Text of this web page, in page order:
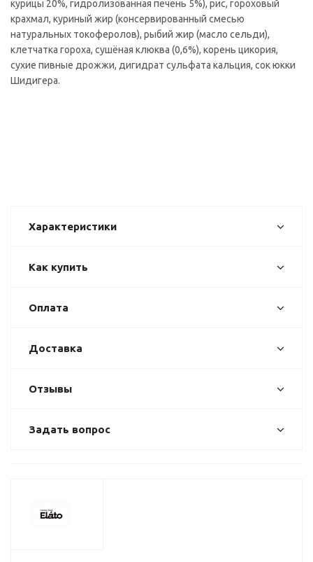
курицы 20%, гидролизованная печень 5%), рис, гороховый
крахмал, куриный жир (консервированный смесью
натуральных токоферолов), рыбий жир (масло сельди),
клетчатка гороха, сушёная клюква (0,6%), корень цикория,
сухие пивные дрожжи, дигидрат сульфата кальция, сок юкки
Шидигера.
Характеристики
Как купить
Оплата
Доставка
Отзывы
Задать вопрос